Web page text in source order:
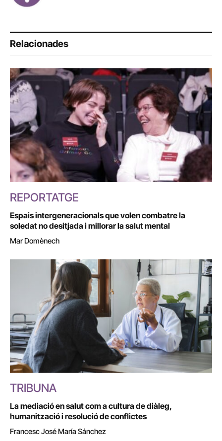
Relacionades
REPORTATGE
Espais intergeneracionals que volen combatre la
soledat no desitjada i millorar la salut mental
Mar Domènech
TRIBUNA
La mediació en salut com a cultura de diàleg,
humanització i resolució de conflictes
Francesc José María Sánchez